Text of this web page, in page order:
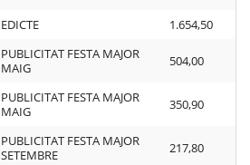
EDICTE
1.654,50
PUBLICITAT FESTA MAJOR
MAIG
504,00
PUBLICITAT FESTA MAJOR
MAIG
350,90
PUBLICITAT FESTA MAJOR
SETEMBRE
217,80